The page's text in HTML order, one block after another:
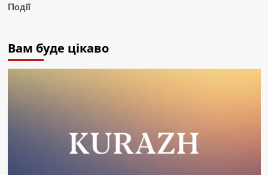
Події
Вам буде цікаво